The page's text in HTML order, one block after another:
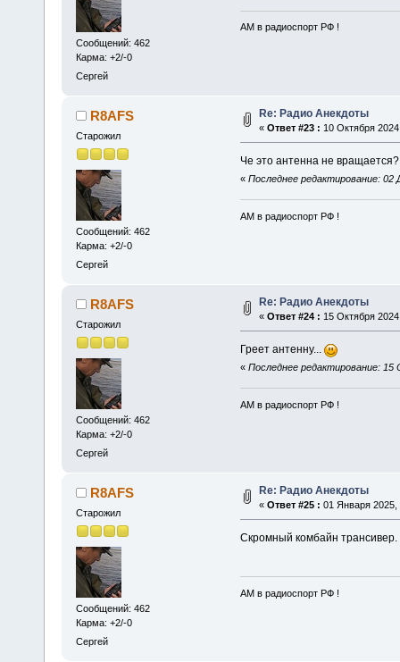
Сообщений: 462
Карма: +2/-0
Сергей
АМ в радиоспорт РФ !
R8AFS
Старожил
Сообщений: 462
Карма: +2/-0
Сергей
Re: Радио Анекдоты
« Ответ #23 : 10 Октября
Че это антенна не
« Последнее редактирование: 02
АМ в радиоспорт РФ !
R8AFS
Старожил
Сообщений: 462
Карма: +2/-0
Сергей
Re: Радио Анекдоты
« Ответ #24 : 15 Октября
Греет антенну...
« Последнее редактирование:
АМ в радиоспорт РФ !
R8AFS
Старожил
Сообщений: 462
Карма: +2/-0
Сергей
Re: Радио Анекдоты
« Ответ #25 : 01 Января 2025,
Скромный комбайн трансивер.
АМ в радиоспорт РФ !